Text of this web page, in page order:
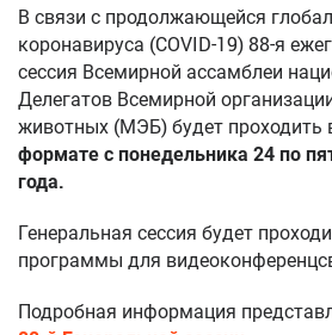
В связи с продолжающейся
коронавируса (COVID-19) 88-я
сессия Всемирной ассамблеи
Делегатов Всемирной
животных (МЭБ) будет проходить
формате с понедельника 24 по
года.
Генеральная сессия будет
программы для
Подробная информация